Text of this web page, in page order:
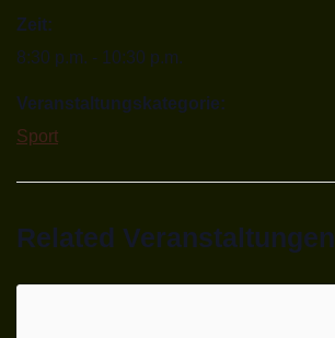
Zeit:
8:30 p.m. - 10:30 p.m.
Veranstaltungskategorie:
Sport
Related Veranstaltungen